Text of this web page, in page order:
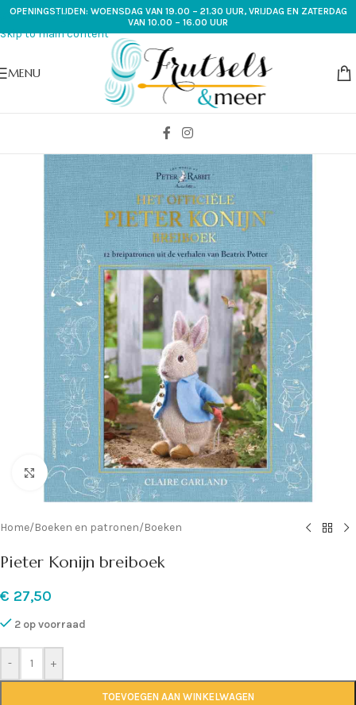
Skip to navigation
Skip to main content
OPENINGSTIJDEN: WOENSDAG VAN 19.00 – 21.30 UUR, VRIJDAG EN ZATERDAG
VAN 10.00 – 16.00 UUR
MENU
Klik om te vergroten
Home/Boeken en patronen/Boeken
Pieter Konijn breiboek
€ 27,50
2 op voorraad
- +
TOEVOEGEN AAN WINKELWAGEN